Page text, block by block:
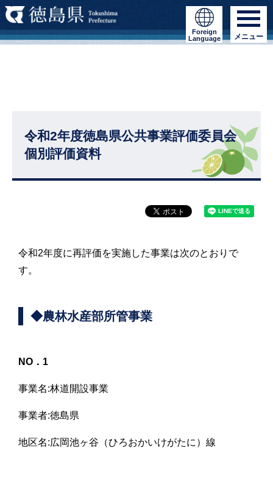
Foreign
Language
メニュー
令和2年度徳島県公共事業評価委員会
個別評価資料
令和2年度に再評価を実施した事業は次のとおりで
す。
◆農林水産部所管事業
NO．1
事業名:林道開設事業
事業者:徳島県
地区名:広岡池ヶ谷（ひろおかいけがたに）線